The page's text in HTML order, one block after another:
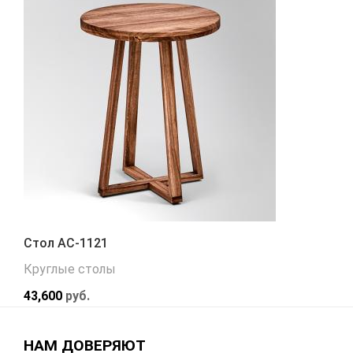
Стол АС-1121
Круглые столы
43,600 руб.
НАМ ДОВЕРЯЮТ